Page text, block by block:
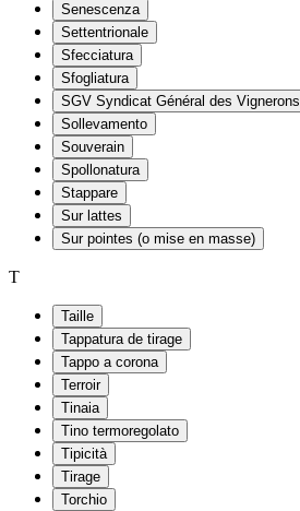
Senescenza
Settentrionale
Sfecciatura
Sfogliatura
SGV Syndicat Général des Vignerons
Sollevamento
Souverain
Spollonatura
Stappare
Sur lattes
Sur pointes (o mise en masse)
T
Taille
Tappatura de tirage
Tappo a corona
Terroir
Tinaia
Tino termoregolato
Tipicità
Tirage
Torchio